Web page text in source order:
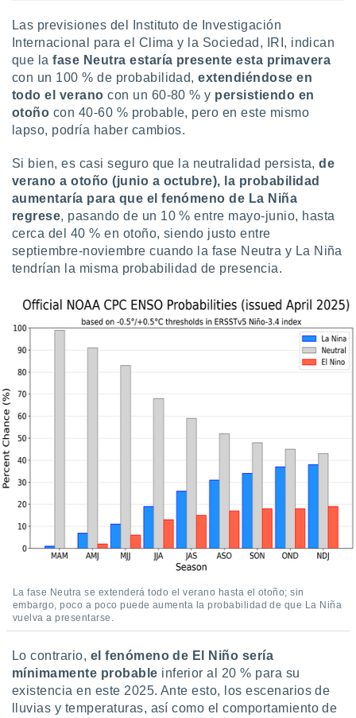
web a
abono
únicos
similares
como
sitio
IP
de
en
su
u
datos
en
en
de
un
o acceder
datos
Las previsiones del Instituto de Investigación
Internacional para el Clima y la Sociedad, IRI, indican
que la fase Neutra estaría presente esta primavera
con un 100 % de probabilidad, extendiéndose en
todo el verano con un 60-80 % y persistiendo en
otoño con 40-60 % probable, pero en este mismo
lapso, podría haber cambios.
Si bien, es casi seguro que la neutralidad persista, de
verano a otoño (junio a octubre), la probabilidad
aumentaría para que el fenómeno de La Niña
regrese, pasando de un 10 % entre mayo-junio, hasta
cerca del 40 % en otoño, siendo justo entre
septiembre-noviembre cuando la fase Neutra y La Niña
tendrían la misma probabilidad de presencia.
La fase Neutra se extenderá todo el verano hasta el otoño; sin
embargo, poco a poco puede aumenta la probabilidad de que La Niña
vuelva a presentarse.
Lo contrario, el fenómeno de El Niño sería
mínimamente probable inferior al 20 % para su
existencia en este 2025. Ante esto, los escenarios de
lluvias y temperaturas, así como el comportamiento de